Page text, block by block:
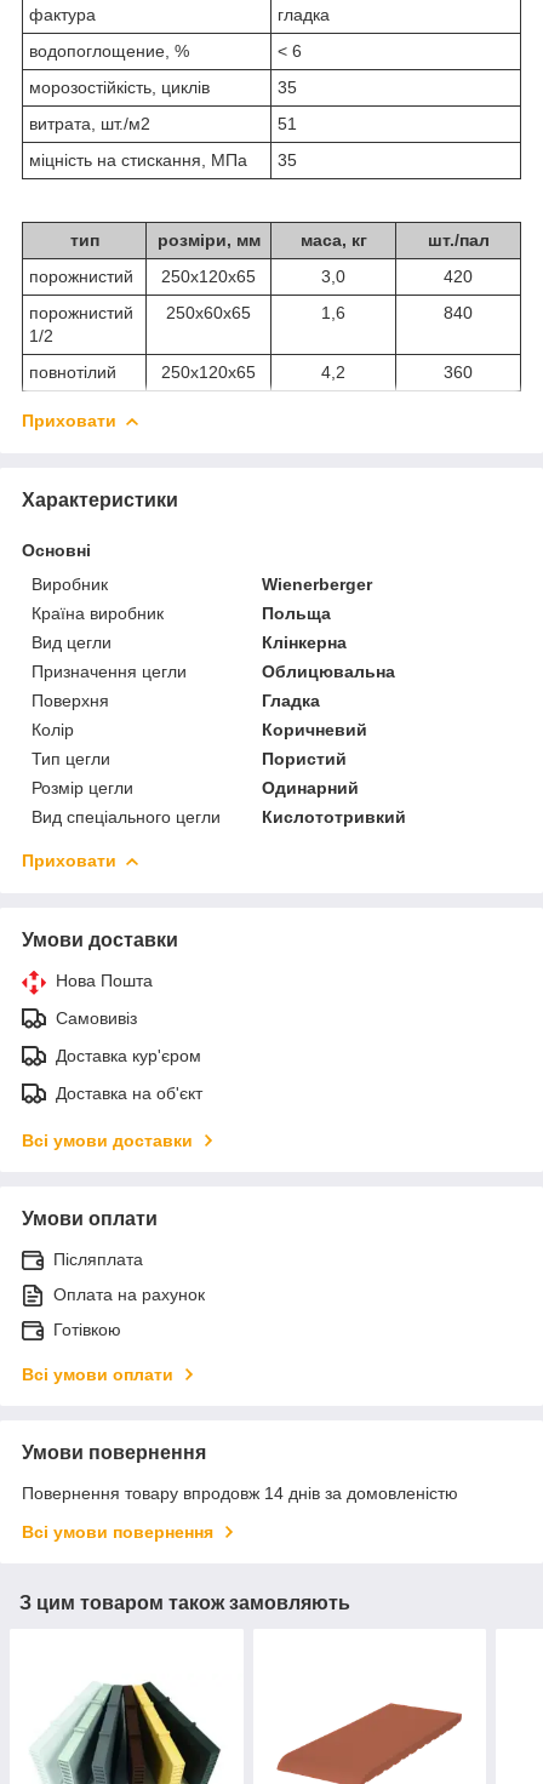
фактура
гладка
водопоглощение, %
< 6
морозостійкість, циклів
35
витрата, шт./м2
51
міцність на стискання, МПа
35
тип розміри, мм маса, кг
шт./пал
порожнистий
250х120х65 3,0
420
порожнистий
1/2
250х60х65 1,6 840
повнотілий 250х120х65 4,2 360
Приховати
Характеристики
Основні
Виробник
Wienerberger
Країна виробник
Польща
Вид цегли
Клінкерна
Призначення цегли
Облицювальна
Поверхня
Гладка
Колір
Коричневий
Тип цегли
Пористий
Розмір цегли
Одинарний
Вид спеціального цегли
Кислототривкий
Приховати
Умови доставки
Нова Пошта
Самовивіз
Доставка кур'єром
Доставка на об'єкт
Всі умови доставки
Умови оплати
Післяплата
Оплата на рахунок
Готівкою
Всі умови оплати
Умови повернення
Повернення товару впродовж 14 днів за домовленістю
Всі умови повернення
З цим товаром також замовляють